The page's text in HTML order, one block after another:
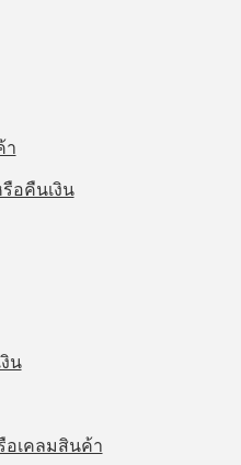
า
อคืนเงิน
น
อเคลมสินค้า